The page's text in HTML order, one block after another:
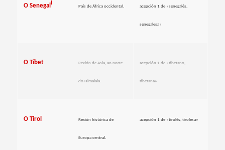
O Senegali
País de África occidental. acepción 1 de «senegalés,
senegalesa»
O Tíbet Rexión de Asia, ao norte
do Himalaia.
acepción 1 de «tibetano,
tibetana»
O Tirol Rexión histórica de
Europa central.
acepción 1 de «tirolés, tirolesa»